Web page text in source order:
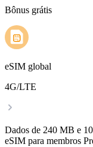
Bônus grátis
eSIM global
4G/LTE
Dados de 240 MB e
eSIM para membros